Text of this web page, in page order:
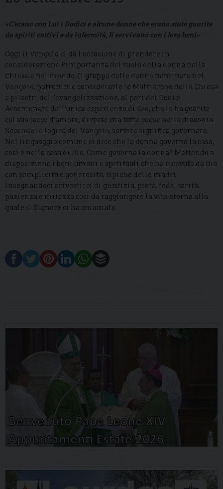
«C’erano con Lui i Dodici e alcune donne che erano state guarite
da spiriti cattivi e da infermità, li servivano con i loro beni»
Oggi il Vangelo ci dà l’occasione di prendere in
considerazione l’importanza del ruolo della donna nella
Chiesa e nel mondo. Il gruppo delle donne nominate nel
Vangelo, potremmo considerarle le Matriarche della Chiesa
e pilastri dell’evangelizzazione, al pari dei Dodici.
Accomunate dall’unica esperienza di Dio, che le ha guarite
col suo tocco d’amore, diverse ma tutte coese nella diaconia.
Secondo la logica del Vangelo, servire significa governare.
Nel linguaggio comune si dice che la donna governa la casa,
così è nella casa di Dio. Come governa la donna? Mettendo a
disposizione i beni umani e spirituali che ha ricevuto da Dio
con semplicità e generosità, tipiche delle madri.
Insegnandoci arivestirci di giustizia, pietà, fede, carità,
pazienza e mitezza così da raggiungere la vita eterna alla
quale il Signore ci ha chiamato.